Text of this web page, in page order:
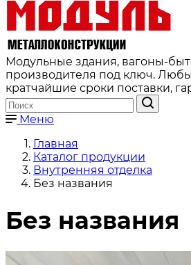
Модульные здания, вагоны-
производителя под ключ.
кратчайшие сроки поставки,
Меню
Главная
Каталог продукции
Внутренняя отделка
Без названия
Без названия